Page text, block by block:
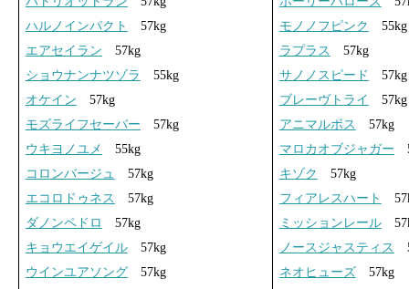
ハルノインパクト
57kg
エアセイラン 57kg
ショウナンナツゾラ
55kg
オケイン 57kg
モズライフセーバー 57kg
ウキヨノユメ
55kg
コロンバージュ
57kg
エコロドゥネス
57kg
ダノンペドロ
57kg
キョウエイゲイル57kg
ウインユアソング57kg
モノノフピンク
55kg
ラプラス
57kg
サノノスピード
57kg
ブレーヴトライ
57kg
アニマルボス
57kg
マロカオブジャガー
キゾク
57kg
フィアレスハート
ミッションレール
ノースジャスティス
ネオヒューズ57kg